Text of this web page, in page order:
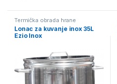
Termička obrada hrane
Lonac za kuvanje inox 35L
Ezio Inox